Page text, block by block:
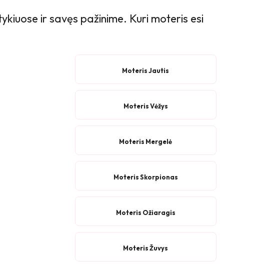
ir savęs pažinime. Kuri moteris esi
Moteris Jautis
Moteris Vėžys
Moteris Mergelė
Moteris Skorpionas
Moteris Ožiaragis
Moteris Žuvys